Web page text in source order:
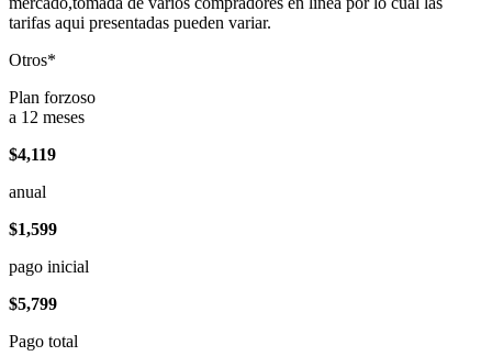
tarifas aqui presentadas pueden variar.
Otros*
Plan forzoso
a 12 meses
$4,119
anual
$1,599
pago inicial
$5,799
Pago total